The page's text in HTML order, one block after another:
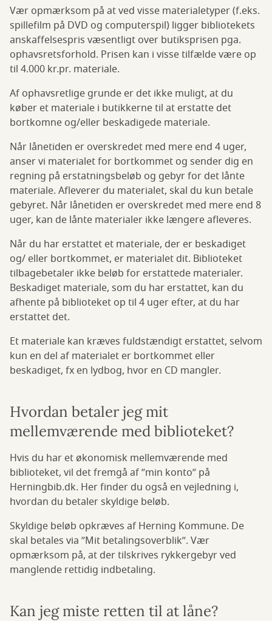
Vær opmærksom på at ved visse materialetyper (f.eks.
spillefilm på DVD og computerspil) ligger bibliotekets
anskaffelsespris væsentligt over butiksprisen pga.
ophavsretsforhold. Prisen kan i visse tilfælde være op
til 4.000 kr.pr. materiale.
Af ophavsretlige grunde er det ikke muligt, at du
køber et materiale i butikkerne til at erstatte det
bortkomne og/eller beskadigede materiale.
Når lånetiden er overskredet med mere end 4 uger,
anser vi materialet for bortkommet og sender dig en
regning på erstatningsbeløb og gebyr for det lånte
materiale. Afleverer du materialet, skal du kun betale
gebyret. Når lånetiden er overskredet med mere end 8
uger, kan de lånte materialer ikke længere afleveres.
Når du har erstattet et materiale, der er beskadiget
og/ eller bortkommet, er materialet dit. Biblioteket
tilbagebetaler ikke beløb for erstattede materialer.
Beskadiget materiale, som du har erstattet, kan du
afhente på biblioteket op til 4 uger efter, at du har
erstattet det.
Et materiale kan kræves fuldstændigt erstattet, selvom
kun en del af materialet er bortkommet eller
beskadiget, fx en lydbog, hvor en CD mangler.
Hvordan betaler jeg mit
mellemværende med biblioteket?
Hvis du har et økonomisk mellemværende med
biblioteket, vil det fremgå af ”min konto” på
Herningbib.dk. Her finder du også en vejledning i,
hvordan du betaler skyldige beløb.
Skyldige beløb opkræves af Herning Kommune. De
skal betales via ”Mit betalingsoverblik”. Vær
opmærksom på, at der tilskrives rykkergebyr ved
manglende rettidig indbetaling.
Kan jeg miste retten til at låne?